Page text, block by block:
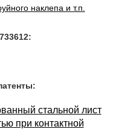
наклепа и т.п.
стальной лист
при контактной